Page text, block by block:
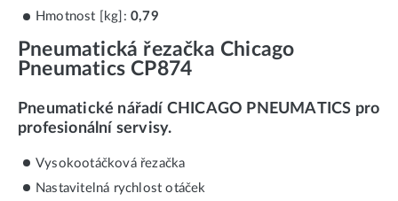
Hmotnost [kg]: 0,79
Pneumatická řezačka Chicago
Pneumatics CP874
Pneumatické nářadí CHICAGO PNEUMATICS pro
profesionální servisy.
Vysokootáčková řezačka
Nastavitelná rychlost otáček